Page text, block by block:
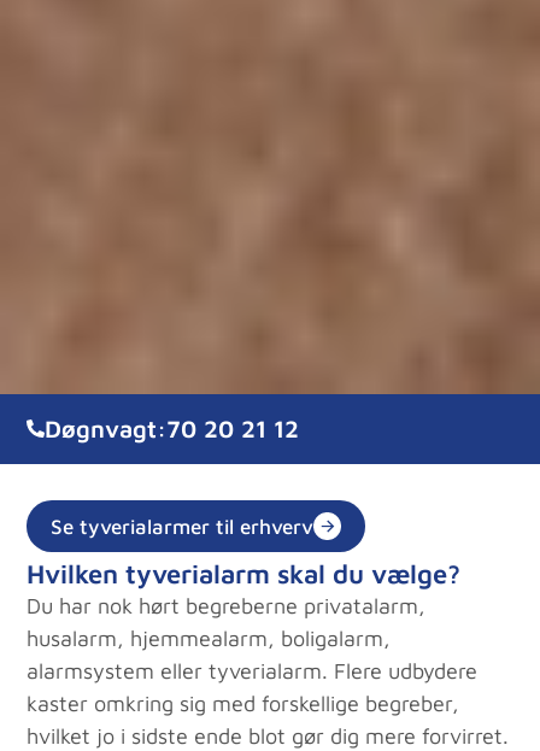
Døgnvagt:70 20 21 12
Se tyverialarmer til erhverv
Hvilken tyverialarm skal du vælge?
Du har nok hørt begreberne privatalarm,
husalarm, hjemmealarm, boligalarm,
alarmsystem eller tyverialarm. Flere udbydere
kaster omkring sig med forskellige begreber,
hvilket jo i sidste ende blot gør dig mere forvirret.